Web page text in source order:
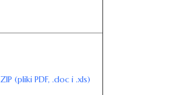
ZIP (pliki PDF, .doc i .xls)